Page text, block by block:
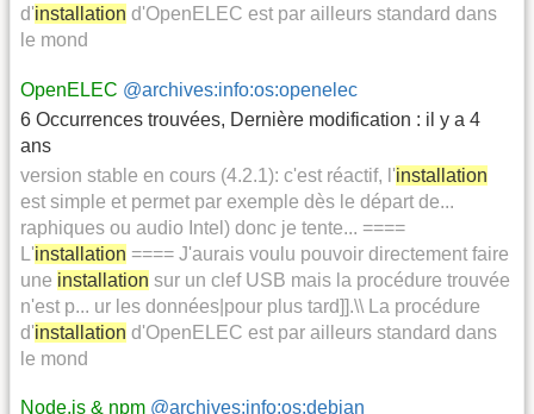
d'installation d'OpenELEC est par ailleurs standard dans
le mond
OpenELEC @archives:info:os:openelec
6 Occurrences trouvées, Dernière modification : il y a 4
ans
version stable en cours (4.2.1): c'est réactif, l'installation
est simple et permet par exemple dès le départ de...
raphiques ou audio Intel) donc je tente... ====
L'installation ==== J'aurais voulu pouvoir directement faire
une installation sur un clef USB mais la procédure trouvée
n'est p... ur les données|pour plus tard]].\\ La procédure
d'installation d'OpenELEC est par ailleurs standard dans
le mond
Node.js & npm @archives:info:os:debian